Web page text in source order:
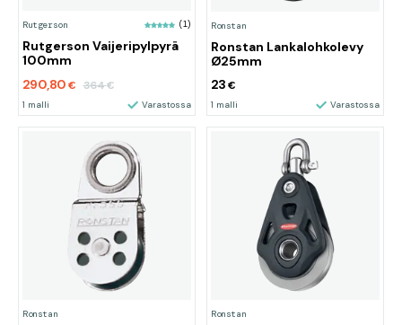
Rutgerson (1)
Rutgerson Vaijeripylpyrä
100mm
290,80€ 364€
1 malli Varastossa
Ronstan
Ronstan Lankalohkolevy
Ø25mm
23€
1 malli Varastossa
Ronstan Ronstan